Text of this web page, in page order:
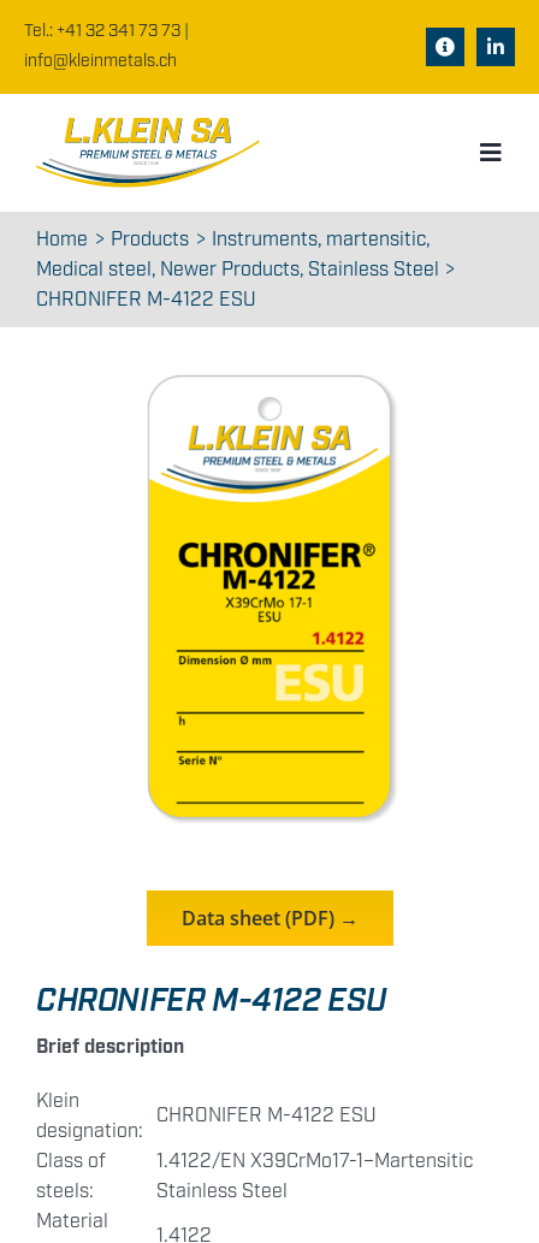
content
Tel.: +41 32 341 73 73|
info@kleinmetals.ch
Toggle
Home
Jobs
News
Contact
Home Products Instruments martensitic
Medical steel Newer Products Stainless Steel
CHRONIFER M-4122 ESU
Data sheet (PDF) →
CHRONIFER M-4122 ESU
Brief description
Klein
designation:
CHRONIFER M-4122 ESU
Class of
steels:
1.4122/EN X39CrMo17-1–Martensitic
Stainless Steel
Material
1.4122